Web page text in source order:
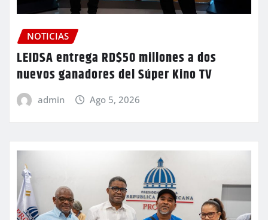
NOTICIAS
LEIDSA entrega RD$50 millones a dos
nuevos ganadores del Súper Kino TV
admin Ago 5, 2026